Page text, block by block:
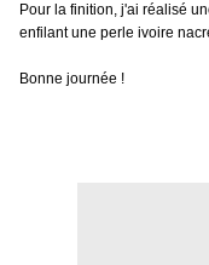
Pour la finition, j'ai réalisé
enfilant une perle ivoire
Bonne journée !